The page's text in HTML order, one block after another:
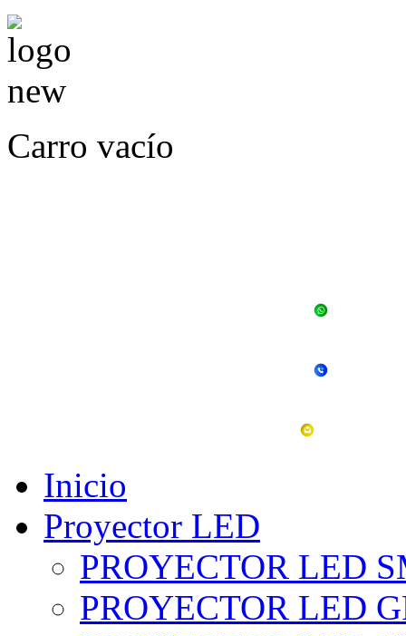
Carro vacío
Inicio
Proyector LED
PROYECTOR LED
PROYECTOR LED